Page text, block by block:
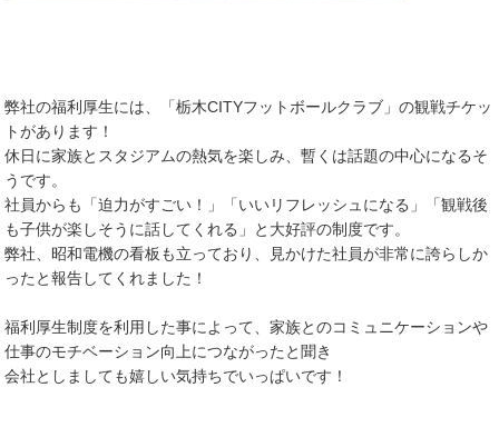
弊社の福利厚生には、「栃木CITYフットボールクラブ」の観戦チケッ
トがあります！
休日に家族とスタジアムの熱気を楽しみ、暫くは話題の中心になるそ
うです。
社員からも「迫力がすごい！」「いいリフレッシュになる」「観戦後
も子供が楽しそうに話してくれる」と大好評の制度です。
弊社、昭和電機の看板も立っており、見かけた社員が非常に誇らしか
ったと報告してくれました！
福利厚生制度を利用した事によって、家族とのコミュニケーションや
仕事のモチベーション向上につながったと聞き
会社としましても嬉しい気持ちでいっぱいです！